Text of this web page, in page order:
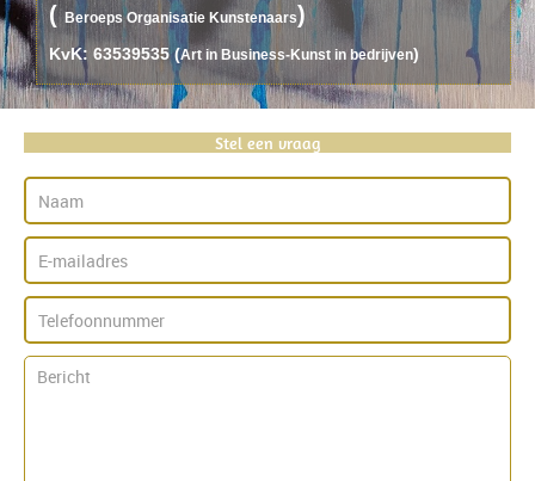
(BeroepsOrganisatie Kunstenaars)
KvK: 63539535 (Art in Business-Kunst in bedrijven)
Stel een vraag